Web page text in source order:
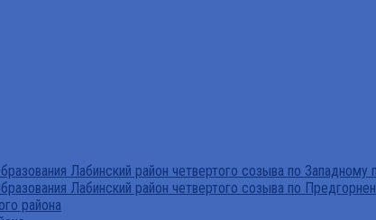
Лабинский район четвертого созыва по
Лабинский район четвертого созыва по
района